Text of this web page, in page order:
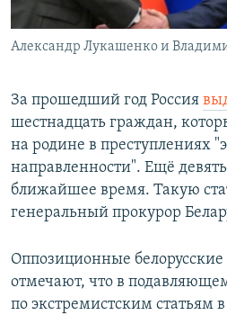
Все сайты РСЕ/РС
Александр Лукашенко и
За прошедший год Россия
шестнадцать граждан,
на родине в преступлениях
направленности". Ещё
ближайшее время. Такую
генеральный прокурор
Оппозиционные
отмечают, что в
по экстремистским статьям